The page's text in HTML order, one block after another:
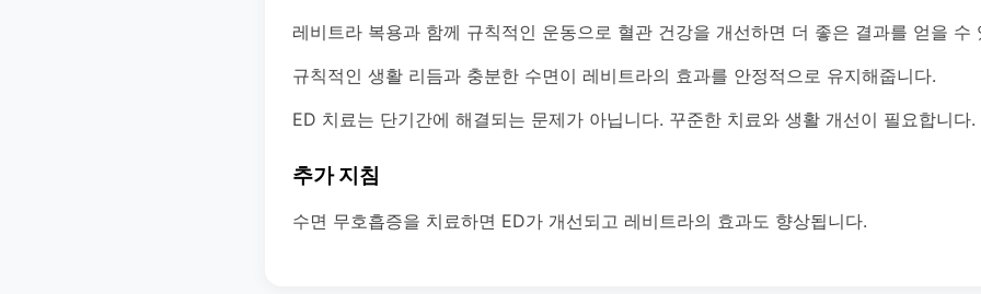
레비트라 복용과 함께 규칙적인 운동으로 혈관 건강을 개선하면 더 좋은 결과를 얻을 수
규칙적인 생활 리듬과 충분한 수면이 레비트라의 효과를 안정적으로 유지해줍니다.
ED 치료는 단기간에 해결되는 문제가 아닙니다. 꾸준한 치료와 생활 개선이 필요합니다.
추가 지침
수면 무호흡증을 치료하면 ED가 개선되고 레비트라의 효과도 향상됩니다.